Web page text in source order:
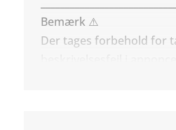
Bemærk ⚠️
Der tages forbehold for